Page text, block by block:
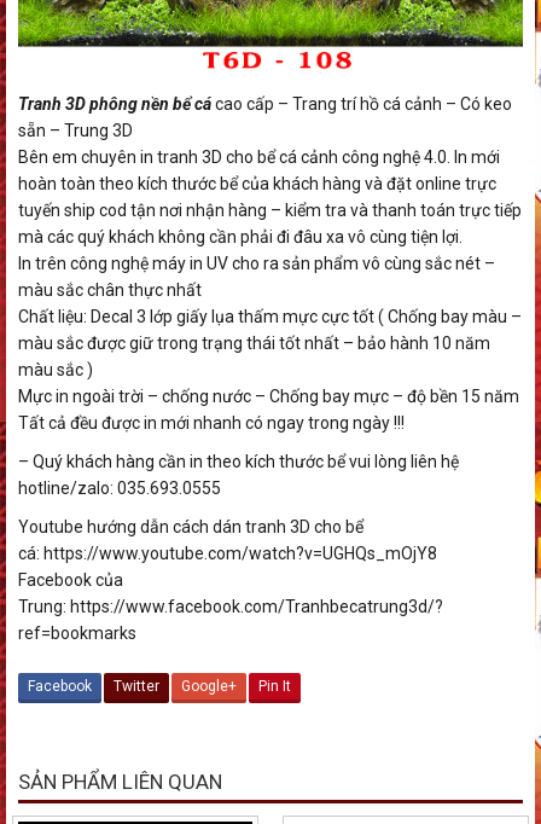
Tranh 3D phông nền bể cácao cấp – Trang trí hồ cá cảnh – Có keo
sẵn – Trung 3D
Bên em chuyên in tranh 3D cho bể cá cảnh công nghệ 4.0. In mới
hoàn toàn theo kích thước bể của khách hàng và đặt online trực
tuyến ship cod tận nơi nhận hàng – kiểm tra và thanh toán trực tiếp
mà các quý khách không cần phải đi đâu xa vô cùng tiện lợi.
In trên công nghệ máy in UV cho ra sản phẩm vô cùng sắc nét –
màu sắc chân thực nhất
Chất liệu: Decal 3 lớp giấy lụa thấm mực cực tốt ( Chống bay màu –
màu sắc được giữ trong trạng thái tốt nhất – bảo hành 10 năm
màu sắc )
Mực in ngoài trời – chống nước – Chống bay mực – độ bền 15 năm
Tất cả đều được in mới nhanh có ngay trong ngày !!!
– Quý khách hàng cần in theo kích thước bể vui lòng liên hệ
hotline/zalo: 035.693.0555
Youtube hướng dẫn cách dán tranh 3D cho bể
cá: https://www.youtube.com/watch?v=UGHQs_mOjY8
Facebook của
Trung: https://www.facebook.com/Tranhbecatrung3d/?
ref=bookmarks
Facebook Twitter Google+ Pin It
SẢN PHẨM LIÊN QUAN